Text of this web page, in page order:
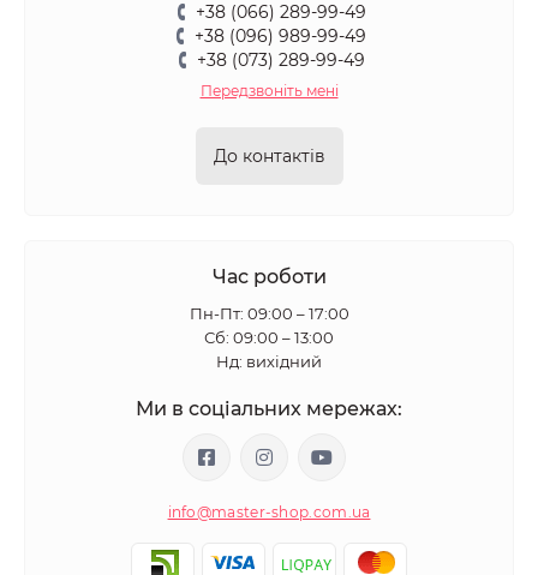
+38 (066) 289-99-49
+38 (096) 989-99-49
+38 (073) 289-99-49
Передзвоніть мені
До контактів
Час роботи
Пн-Пт: 09:00 – 17:00
Сб: 09:00 – 13:00
Нд: вихідний
Ми в соціальних мережах:
info@master-shop.com.ua